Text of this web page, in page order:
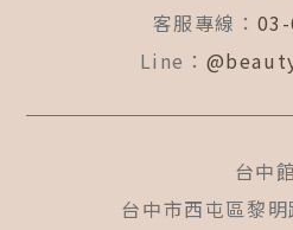
客服專線：
Line：
台中
台中市西屯區黎